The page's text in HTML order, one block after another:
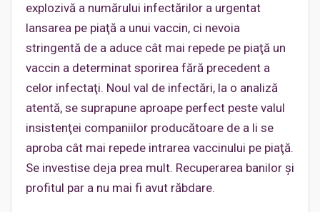
explozivă a numărului infectărilor a urgentat
lansarea pe piaţă a unui vaccin, ci nevoia
stringentă de a aduce cât mai repede pe piaţă un
vaccin a determinat sporirea fără precedent a
celor infectaţi. Noul val de infectări, la o analiză
atentă, se suprapune aproape perfect peste valul
insistenţei companiilor producătoare de a li se
aproba cât mai repede intrarea vaccinului pe piaţă.
Se investise deja prea mult. Recuperarea banilor şi
profitul par a nu mai fi avut răbdare.